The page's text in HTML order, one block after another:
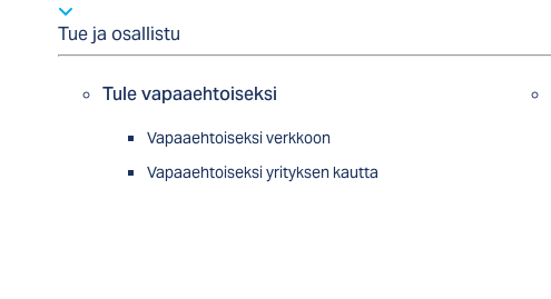
Tue ja osallistu
Tule vapaaehtoiseksi
Vapaaehtoiseksi verkkoon
Vapaaehtoiseksi yrityksen kautta